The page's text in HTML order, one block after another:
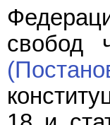
свобод